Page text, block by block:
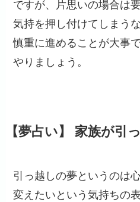
ですが、片思いの場合は
気持を押し付けてしまう
慎重に進めることが大事
やりましょう。
【夢占い】 家族が引
引っ越しの夢というのは
変えたいという気持ちの表